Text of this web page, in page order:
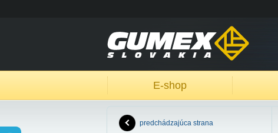
E-shop
predchádzajúca strana